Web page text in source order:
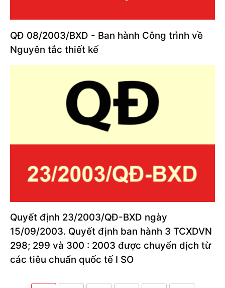
QĐ 08/2003/BXD - Ban hành Công trình về
Nguyên tắc thiết kế
Quyết định 23/2003/QĐ-BXD ngày
15/09/2003. Quyết định ban hành 3 TCXDVN
298; 299 và 300 : 2003 được chuyển dịch từ
các tiêu chuẩn quốc tế I SO